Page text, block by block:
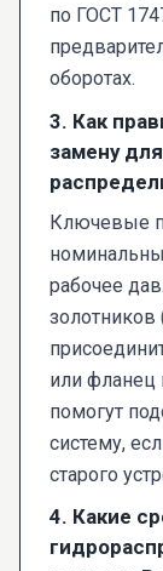
по ГОСТ
оборотах.
3. Как
замену
Ключевые
рабочее
или фланец
помогут
систему,
старого
4. Какие